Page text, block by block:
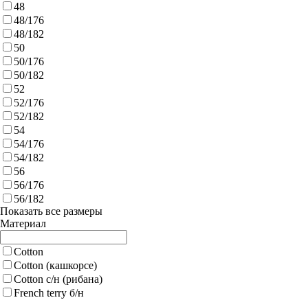
48
48/176
48/182
50
50/176
50/182
52
52/176
52/182
54
54/176
54/182
56
56/176
56/182
Показать все размеры
Материал
Cotton
Cotton (кашкорсе)
Cotton с/н (рибана)
French terry б/н